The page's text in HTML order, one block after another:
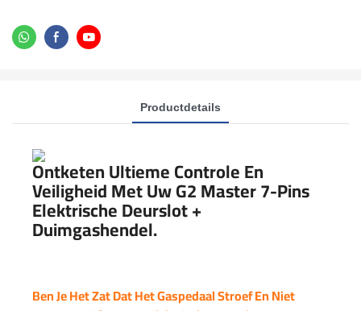
Productdetails
Ontketen Ultieme Controle En
Veiligheid Met Uw G2 Master 7-Pins
Elektrische Deurslot +
Duimgashendel.
Ben Je Het Zat Dat Het Gaspedaal Stroef En Niet